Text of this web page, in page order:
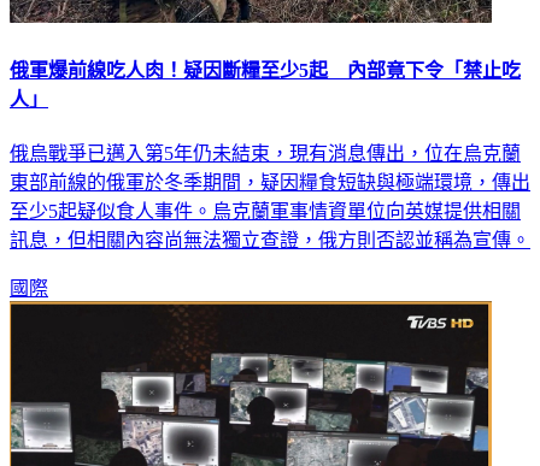
俄軍爆前線吃人肉！疑因斷糧至少5起 內部竟下令「禁止吃
人」
俄烏戰爭已邁入第5年仍未結束，現有消息傳出，位在烏克蘭
東部前線的俄軍於冬季期間，疑因糧食短缺與極端環境，傳出
至少5起疑似食人事件。烏克蘭軍事情資單位向英媒提供相關
訊息，但相關內容尚無法獨立查證，俄方則否認並稱為宣傳。
國際